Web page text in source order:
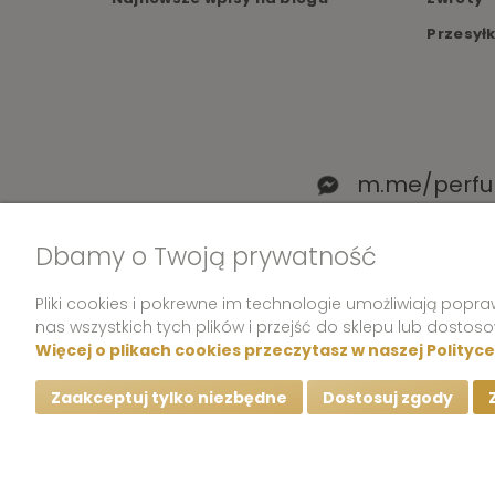
m.me/
Dbamy o Twoją prywatność
Pliki cookies i pokrewne im technologie umożliwiają
nas wszystkich tych plików i przejść do sklepu lub
Więcej o plikach cookies przeczytasz w naszej
Zaakceptuj tylko niezbędne Dostosuj zgody